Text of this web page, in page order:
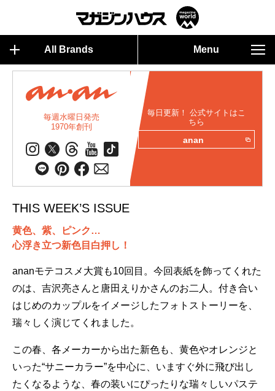
All Brands Menu
毎週水曜日発売
1970年創刊
毎日更新！ 公式サイトはこ
ちら
anan
THIS WEEK’S ISSUE
黄色、紫、ピンク…
心浮き立つ新色目白押し！
ananモテコスメ大賞も10回目。今回表紙を飾ってくれた
のは、吉沢亮さんと唐田えりかさんのお二人。付き合い
はじめのカップルをイメージしたフォトストーリーを、
瑞々しく演じてくれました。
この春、各メーカーから出た新色も、黄色やオレンジと
いった“サニーカラー”を中心に、いますぐ外に飛び出し
たくなるような、春の装いにぴったりな瑞々しいパステ